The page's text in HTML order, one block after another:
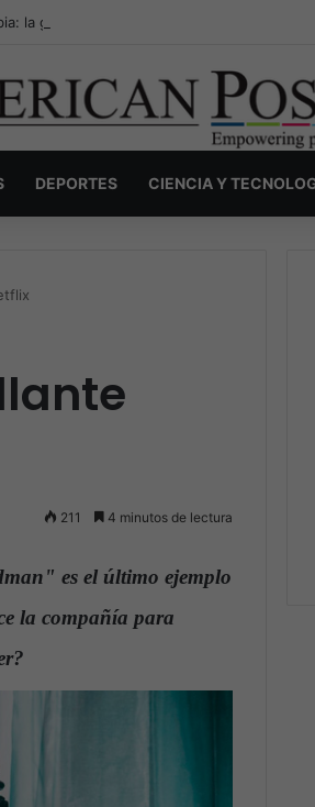
la guerra secreta por la verdad, el poder y
DEPORTES CIENCIA Y
211 4 minutos de lectura
es el último ejemplo
la compañía para